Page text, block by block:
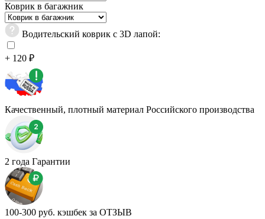
Коврик в багажник
Водительский коврик с 3D лапой:
+ 120 ₽
Качественный, плотный материал Российского производства
2 года Гарантии
100-300 руб. кэшбек за ОТЗЫВ